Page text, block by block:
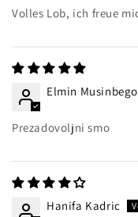
Volles Lob, ich freue
Elmin
Prezadovoljni smo
Hanifa Kadric